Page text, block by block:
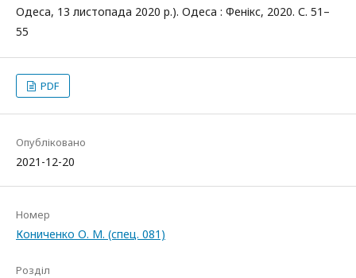
Одеса, 13 листопада 2020 р.). Одеса : Фенікс, 2020. С. 51–
55
PDF
Опубліковано
2021-12-20
Номер
Кониченко О. М. (спец. 081)
Розділ